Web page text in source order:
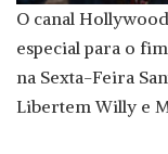
O canal
especial para o
na Sexta-Feira
Libertem Willy e